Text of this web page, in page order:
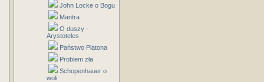
John Locke o Bogu
Mantra
O duszy -
Arystoteles
Państwo Platona
Problem zła
Schopenhauer o
woli